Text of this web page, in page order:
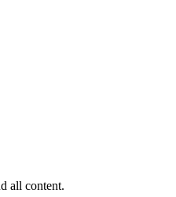
all content.